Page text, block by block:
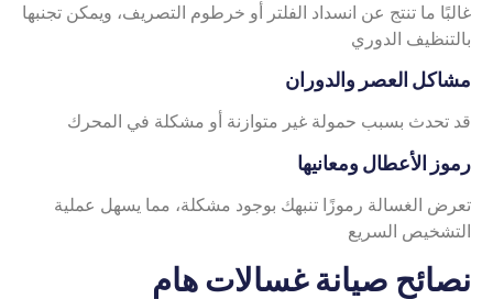
غالبًا ما تنتج عن انسداد الفلتر أو خرطوم التصريف، ويمكن تجنبها
بالتنظيف الدوري
مشاكل العصر والدوران
قد تحدث بسبب حمولة غير متوازنة أو مشكلة في المحرك
رموز الأعطال ومعانيها
تعرض الغسالة رموزًا تنبهك بوجود مشكلة، مما يسهل عملية
التشخيص السريع
نصائح صيانة غسالات هام